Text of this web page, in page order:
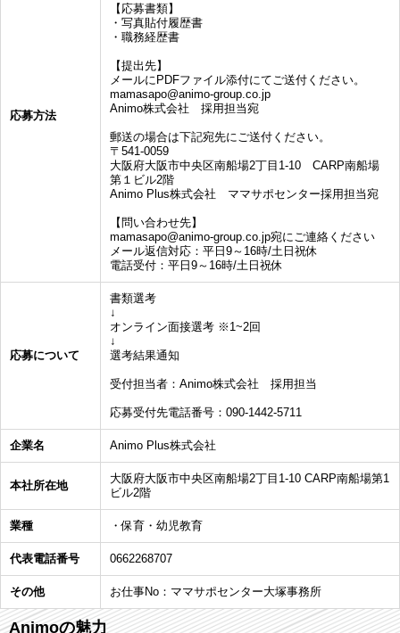
応募方法
【応募書類】
・写真貼付履歴書
・職務経歴書
【提出先】
メールにPDFファイル添付にてご送付ください。
mamasapo@animo-group.co.jp
Animo株式会社 採用担当宛
郵送の場合は下記宛先にご送付ください。
〒541-0059
大阪府大阪市中央区南船場2丁目1-10 CARP南船場
第１ビル2階
Animo Plus株式会社 ママサポセンター採用担当宛
【問い合わせ先】
mamasapo@animo-group.co.jp宛にご連絡ください
メール返信対応：平日9～16時/土日祝休
電話受付：平日9～16時/土日祝休
応募について
書類選考
↓
オンライン面接選考 ※1~2回
↓
選考結果通知
受付担当者：Animo株式会社 採用担当
応募受付先電話番号：090-1442-5711
企業名 Animo Plus株式会社
本社所在地
大阪府大阪市中央区南船場2丁目1-10 CARP南船場第1
ビル2階
業種 ・保育・幼児教育
代表電話番号 0662268707
その他 お仕事No：ママサポセンター大塚事務所
Animoの魅力